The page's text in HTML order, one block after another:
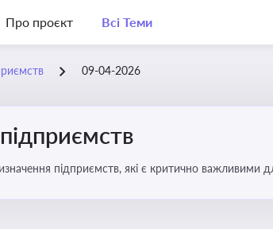
Про проєкт Всі Теми
09-04-2026
підприємств, які є критично важливими